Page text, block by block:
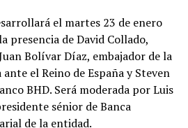
el martes 23 de enero
presencia de David Collado,
Bolívar Díaz, embajador de la
el Reino de España y Steven
BHD. Será moderada por Luis
sénior de Banca
de la entidad.